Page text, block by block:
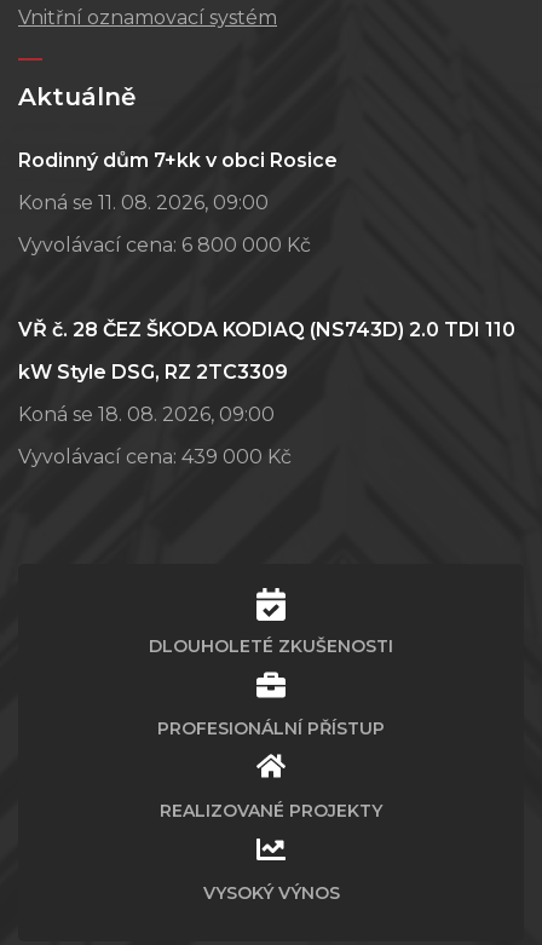
Vnitřní oznamovací systém
Aktuálně
Rodinný dům 7+kk v obci Rosice
Koná se 11. 08. 2026, 09:00
Vyvolávací cena: 6 800 000 Kč
VŘ č. 28 ČEZ ŠKODA KODIAQ (NS743D) 2.0 TDI 110
kW Style DSG, RZ 2TC3309
Koná se 18. 08. 2026, 09:00
Vyvolávací cena: 439 000 Kč
DLOUHOLETÉ ZKUŠENOSTI
PROFESIONÁLNÍ PŘÍSTUP
REALIZOVANÉ PROJEKTY
VYSOKÝ VÝNOS